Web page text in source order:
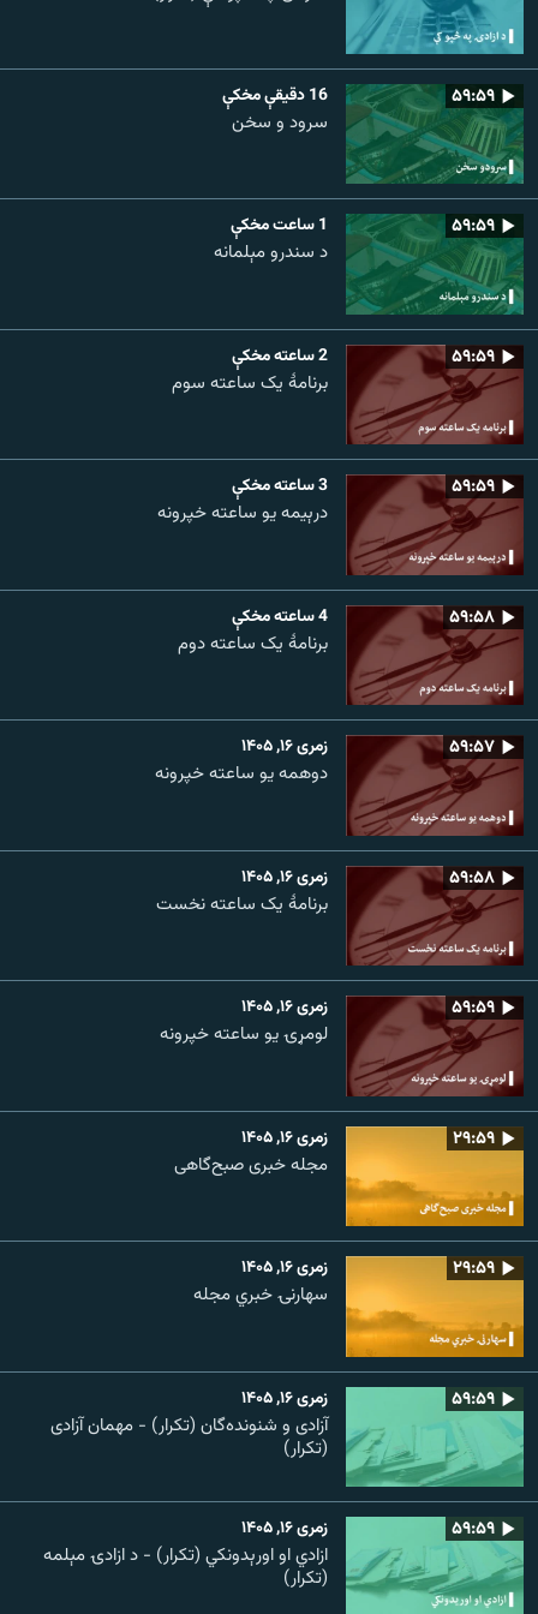
۵۹:۵۹ 16 دقيقې مخکې
سرود و سخن
۵۹:۵۹ 1 ساعت مخکې
د سندرو مېلمانه
۵۹:۵۹ 2 ساعته مخکې
برنامۀ یک ساعته سوم
۵۹:۵۹ 3 ساعته مخکې
درېیمه یو ساعته خپرونه
۵۹:۵۸ 4 ساعته مخکې
برنامۀ یک ساعته دوم
۵۹:۵۷ زمری ۱۶, ۱۴۰۵
دوهمه یو ساعته خپرونه
۵۹:۵۸ زمری ۱۶, ۱۴۰۵
برنامۀ یک ساعته نخست
۵۹:۵۹ زمری ۱۶, ۱۴۰۵
لومړۍ یو ساعته خپرونه
۲۹:۵۹ زمری ۱۶, ۱۴۰۵
مجله خبری صبح‌گاهی
۲۹:۵۹ زمری ۱۶, ۱۴۰۵
سهارنۍ خبري مجله
۵۹:۵۹ زمری ۱۶, ۱۴۰۵
آزادی و شنونده‌گان (تکرار) - مهمان آزادی
(تکرار)
۵۹:۵۹ زمری ۱۶, ۱۴۰۵
ازادي او اورېدونکي (تکرار) - د ازادۍ مېلمه
(تکرار)